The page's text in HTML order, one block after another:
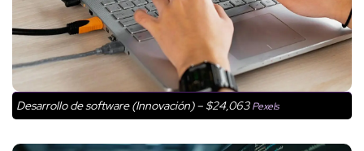
Desarrollo de software (Innovación) – $24,063Pexels